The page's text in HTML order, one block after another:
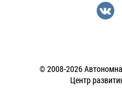
© 2008-2026
Центр